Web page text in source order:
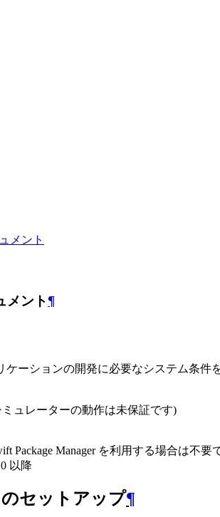
メント
メント¶
ケーションの開発に必要なシステム条件
ミュレーターの動作は未保証です)
Package Manager を利用する場合は不要
以降
セットアップ¶